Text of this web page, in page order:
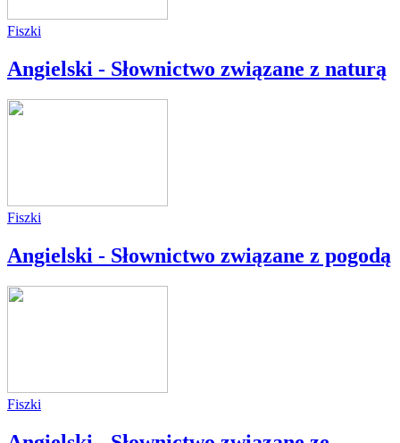
Fiszki
Angielski - Słownictwo związane z naturą
Fiszki
Angielski - Słownictwo związane z pogodą
Fiszki